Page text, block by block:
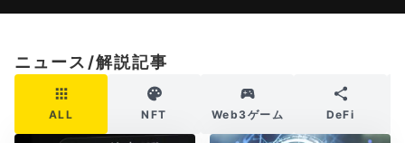
ニュース/解説記事
ALL NFT Web3ゲーム DeFi